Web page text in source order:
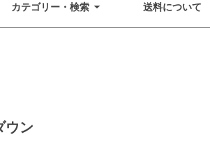
カテゴリー・検索 送料について
ウン